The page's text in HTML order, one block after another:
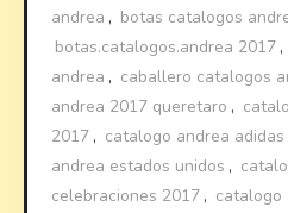
andrea , botas catalogos
botas.catalogos.andrea 2017 ,
andrea , caballero catalogos
andrea 2017 queretaro ,
2017 , catalogo andrea
andrea estados unidos ,
celebraciones 2017 , catalogo